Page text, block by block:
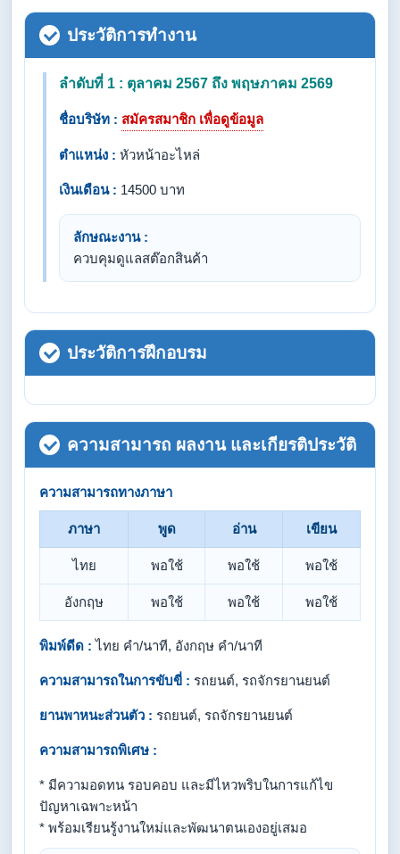
ประวัติการทำงาน
ลำดับที่ 1 : ตุลาคม 2567 ถึง พฤษภาคม 2569
ชื่อบริษัท : สมัครสมาชิก เพื่อดูข้อมูล
ตำแหน่ง : หัวหน้าอะไหล่
เงินเดือน : 14500 บาท
ลักษณะงาน :
ควบคุมดูแลสต๊อกสินค้า
ประวัติการฝึกอบรม
ความสามารถ ผลงาน และเกียรติประวัติ
ความสามารถทางภาษา
ภาษา พูด อ่าน เขียน
ไทย พอใช้ พอใช้ พอใช้
อังกฤษ พอใช้ พอใช้ พอใช้
พิมพ์ดีด : ไทย คำ/นาที, อังกฤษ คำ/นาที
ความสามารถในการขับขี่ : รถยนต์, รถจักรยานยนต์
ยานพาหนะส่วนตัว : รถยนต์, รถจักรยานยนต์
ความสามารถพิเศษ :
* มีความอดทน รอบคอบ และมีไหวพริบในการแก้ไข
ปัญหาเฉพาะหน้า
* พร้อมเรียนรู้งานใหม่และพัฒนาตนเองอยู่เสมอ